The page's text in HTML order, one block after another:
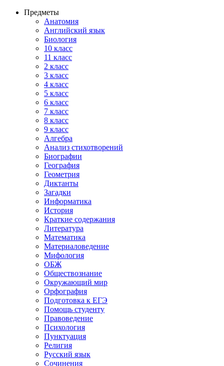
Предметы
Анатомия
Английский язык
Биология
10 класс
11 класс
2 класс
3 класс
4 класс
5 класс
6 класс
7 класс
8 класс
9 класс
Алгебра
Анализ стихотворений
Биографии
География
Геометрия
Диктанты
Загадки
Информатика
История
Краткие содержания
Литература
Математика
Материаловедение
Мифология
ОБЖ
Обществознание
Окружающий мир
Орфография
Подготовка к ЕГЭ
Помощь студенту
Правоведение
Психология
Пунктуация
Религия
Русский язык
Сочинения